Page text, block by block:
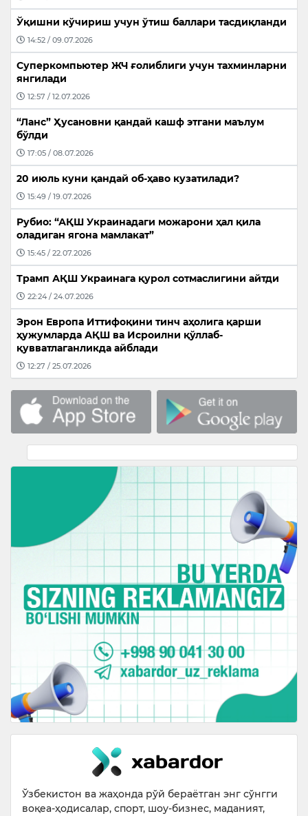
Ўқишни кўчириш учун ўтиш баллари тасдиқланди
14:52 / 09.07.2026
Суперкомпьютер ЖЧ ғолиблиги учун тахминларни
янгилади
12:57 / 12.07.2026
“Ланс” Ҳусановни қандай кашф этгани маълум
бўлди
17:05 / 08.07.2026
20 июль куни қандай об-ҳаво кузатилади?
15:49 / 19.07.2026
Рубио: “АҚШ Украинадаги можарони ҳал қила
оладиган ягона мамлакат”
15:45 / 22.07.2026
Трамп АҚШ Украинага қурол сотмаслигини айтди
22:24 / 24.07.2026
Эрон Европа Иттифоқини тинч аҳолига қарши
ҳужумларда АҚШ ва Исроилни қўллаб-
қувватлаганликда айблади
12:27 / 25.07.2026
Ўзбекистон ва жаҳонда рўй бераётган энг сўнгги
воқеа-ҳодисалар, спорт, шоу-бизнес, маданият,